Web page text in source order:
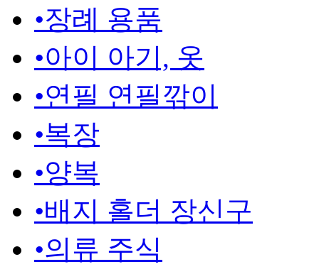
•장례 용품
•아이 아기, 옷
•연필 연필깎이
•복장
•양복
•배지 홀더 장신구
•의류 주식